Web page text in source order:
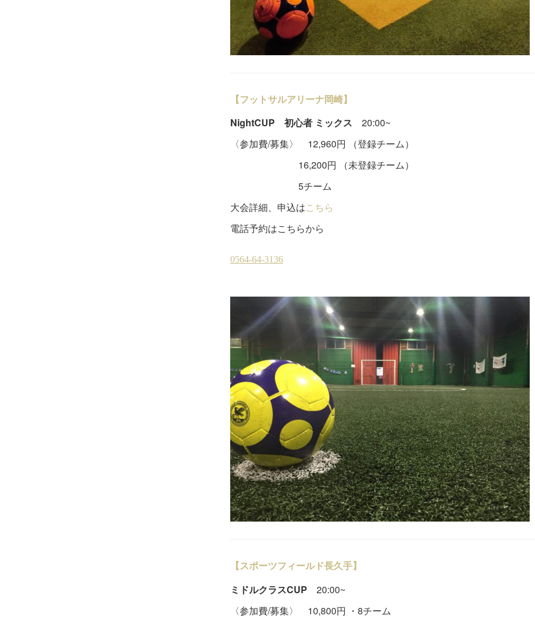
【フットサルアリーナ岡崎】
NightCUP 初心者 ミックス 20:00~
〈参加費/募集〉 12,960円 （登録チーム）
16,200円 （未登録チーム）
5チーム
大会詳細、申込はこちら
電話予約はこちらから
【スポーツフィールド長久手】
ミドルクラスCUP 20:00~
〈参加費/募集〉 10,800円 ・8チーム